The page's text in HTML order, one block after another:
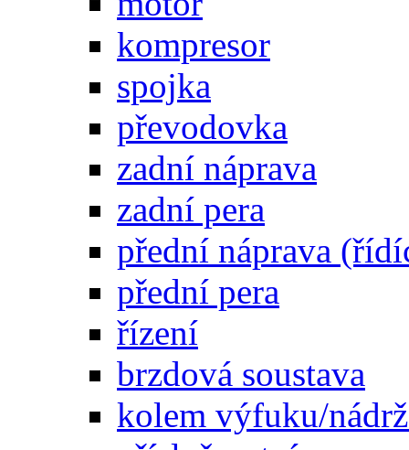
kompresor
spojka
převodovka
zadní náprava
zadní pera
přední náprava
přední pera
řízení
brzdová soustava
kolem výfuku/